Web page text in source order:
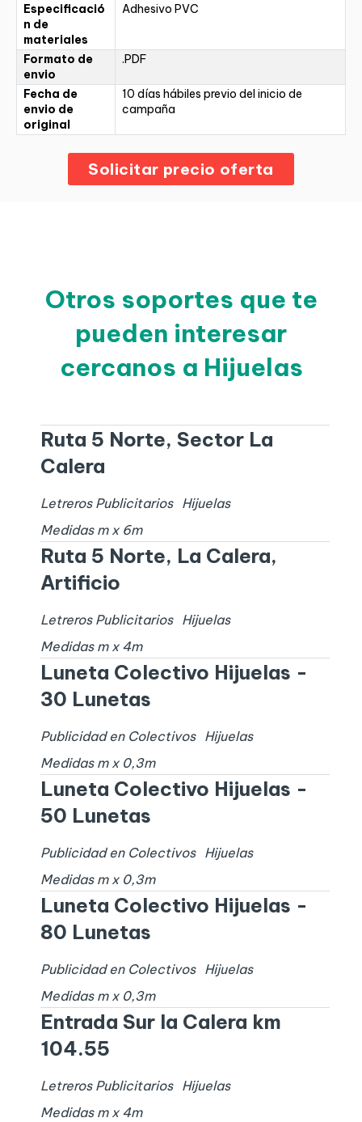
Especificació
n de
materiales
Adhesivo PVC
Formato de
envio
.PDF
Fecha de
envio de
original
10 días hábiles previo del inicio de
campaña
Solicitar precio oferta
Otros soportes que te
pueden interesar
cercanos a Hijuelas
Ruta 5 Norte, Sector La
Calera
Letreros Publicitarios
Hijuelas
Medidas m x 6m
Ruta 5 Norte, La Calera,
Artificio
Letreros Publicitarios
Hijuelas
Medidas m x 4m
Luneta Colectivo Hijuelas -
30 Lunetas
Publicidad en Colectivos
Hijuelas
Medidas m x 0,3m
Luneta Colectivo Hijuelas -
50 Lunetas
Publicidad en Colectivos
Hijuelas
Medidas m x 0,3m
Luneta Colectivo Hijuelas -
80 Lunetas
Publicidad en Colectivos
Hijuelas
Medidas m x 0,3m
Entrada Sur la Calera km
104.55
Letreros Publicitarios
Hijuelas
Medidas m x 4m